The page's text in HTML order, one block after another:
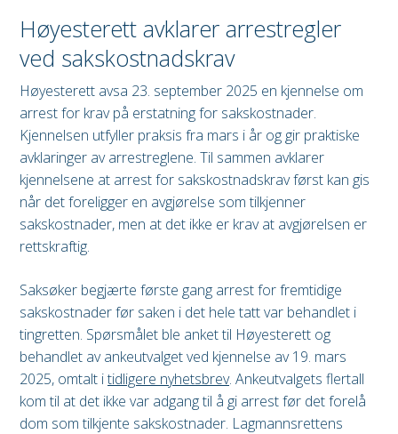
Høyesterett avklarer arrestregler
ved sakskostnadskrav
Høyesterett avsa 23. september 2025 en kjennelse om
arrest for krav på erstatning for sakskostnader.
Kjennelsen utfyller praksis fra mars i år og gir praktiske
avklaringer av arrestreglene. Til sammen avklarer
kjennelsene at arrest for sakskostnadskrav først kan gis
når det foreligger en avgjørelse som tilkjenner
sakskostnader, men at det ikke er krav at avgjørelsen er
rettskraftig.
Saksøker begjærte første gang arrest for fremtidige
sakskostnader før saken i det hele tatt var behandlet i
tingretten. Spørsmålet ble anket til Høyesterett og
behandlet av ankeutvalget ved kjennelse av 19. mars
2025, omtalt itidligere nyhetsbrev. Ankeutvalgets flertall
kom til at det ikke var adgang til å gi arrest før det forelå
dom som tilkjente sakskostnader. Lagmannsrettens